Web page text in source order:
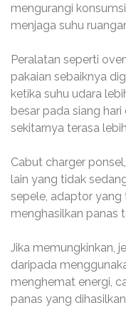
mengurangi
menjaga suhu
Peralatan seperti
pakaian sebaiknya
ketika suhu udara
besar pada siang
sekitarnya terasa
Cabut charger
lain yang tidak
sepele, adaptor
menghasilkan panas
Jika memungkinkan,
daripada
menghemat energi,
panas yang